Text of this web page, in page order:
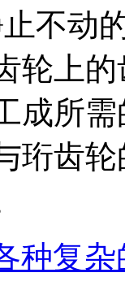
不动
轮上
成所
珩齿
种复